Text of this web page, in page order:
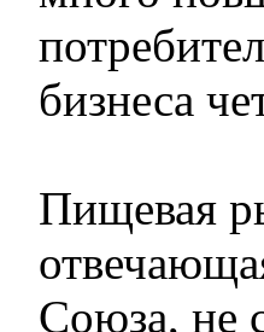
бизнеса
Пищевая
Союза, не